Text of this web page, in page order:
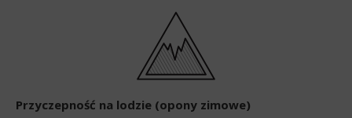
Przyczepność na lodzie (opony zimowe)